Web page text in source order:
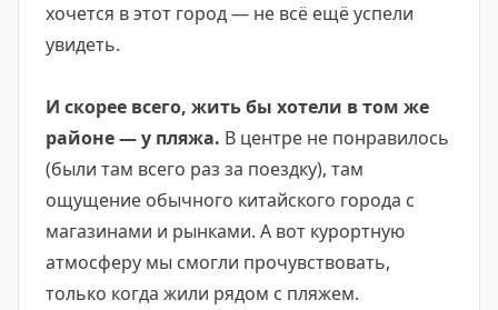
хочется в этот город — не всё ещё успели
увидеть.
И скорее всего, жить бы хотели в том же
районе — у пляжа. В центре не понравилось
(были там всего раз за поездку), там
ощущение обычного китайского города с
магазинами и рынками. А вот курортную
атмосферу мы смогли прочувствовать,
только когда жили рядом с пляжем.